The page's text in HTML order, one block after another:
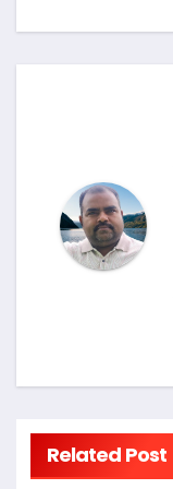
Related Post